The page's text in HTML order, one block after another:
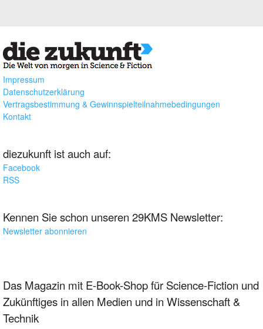
Impressum
Datenschutzerklärung
Vertragsbestimmung & Gewinnspielteilnahmebedingungen
Kontakt
diezukunft ist auch auf:
Facebook
RSS
Kennen Sie schon unseren 29KMS Newsletter:
Newsletter abonnieren
Das Magazin mit E-Book-Shop für Science-Fiction und
Zukünftiges in allen Medien und in Wissenschaft &
Technik